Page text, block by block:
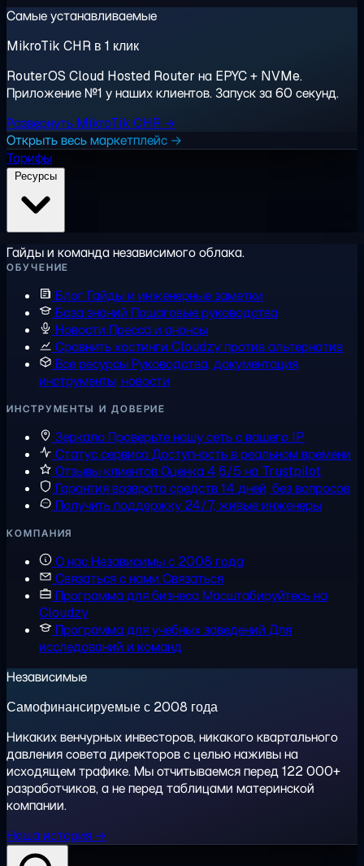
Самые устанавливаемые
MikroTik CHR в 1 клик
RouterOS Cloud Hosted Router на EPYC + NVMe.
Приложение №1 у наших клиентов. Запуск за 60 секунд.
Развернуть MikroTik CHR →
Открыть весь маркетплейс →
Тарифы
Гайды и команда независимого облака.
ОБУЧЕНИЕ
Блог Гайды и инженерные заметки
База знаний Пошаговые руководства
Новости Пресса и анонсы
Сравнить хостинги Cloudzy против альтернатив
Все ресурсыРуководства, документация,
инструменты, новости
ИНСТРУМЕНТЫ И ДОВЕРИЕ
Зеркало Проверьте нашу сеть с вашего IP
Статус сервисаДоступность в реальном времени
Отзывы клиентовОценка 4,6/5 на Trustpilot
Гарантия возврата средств14 дней, без вопросов
Получить поддержку 24/7, живые инженеры
КОМПАНИЯ
О насНезависимы с 2008 года
Связаться с нами Связаться
Программа для бизнесаМасштабируйтесь на
Cloudzy
Программа для учебных заведений Для
исследований и команд
Независимые
Самофинансируемые с 2008 года
Никаких венчурных инвесторов, никакого квартального
давления совета директоров с целью наживы на
исходящем трафике. Мы отчитываемся перед 122 000+
разработчиков, а не перед таблицами материнской
компании.
Наша история →